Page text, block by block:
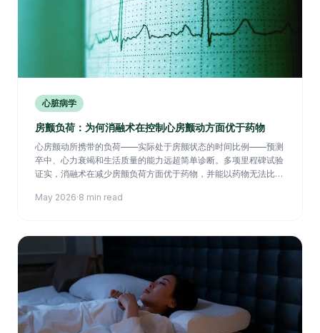
心脏病学
房颤负荷：为何消融术在控制心房颤动方面优于药物
心房颤动所携带的负荷——实际处于房颤状态的时间比例——预测
卒中、心力衰竭和生活质量的能力远超简单诊断。多项里程碑试验
证实，消融术在减少房颤负荷方面优于药物，并能以药物无法比拟
May 2026·8 min read